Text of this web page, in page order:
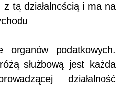
tą działalnością i ma na
organów podatkowych.
służbową jest każda
działalność